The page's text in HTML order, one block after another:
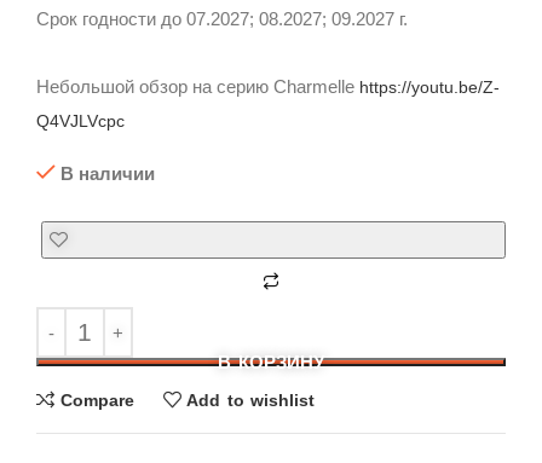
Срок годности до 07.2027; 08.2027; 09.2027 г.
Небольшой обзор на серию Charmelle https://youtu.be/Z-
Q4VJLVcpc
В наличии
В КОРЗИНУ
Compare Add to wishlist